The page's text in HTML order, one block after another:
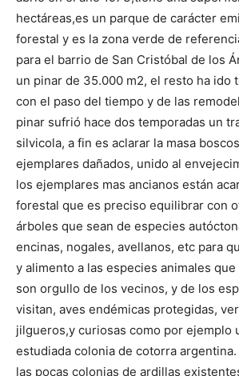
Butarque
hectáreas,es un parque de carácter
forestal y es la zona verde de
para el barrio de San Cristóbal de los
un pinar de 35.000 m2, el resto ha ido
con el paso del tiempo y de las
pinar sufrió hace dos temporadas un
silvicola, a fin es aclarar la masa
ejemplares dañados, unido al
los ejemplares mas ancianos están
forestal que es preciso equilibrar con
árboles que sean de especies
encinas, nogales, avellanos, etc para
y alimento a las especies animales
son orgullo de los vecinos, y de los
visitan, aves endémicas protegidas,
jilgueros,y curiosas como por ejemplo
estudiada colonia de cotorra
las pocas colonias de ardillas